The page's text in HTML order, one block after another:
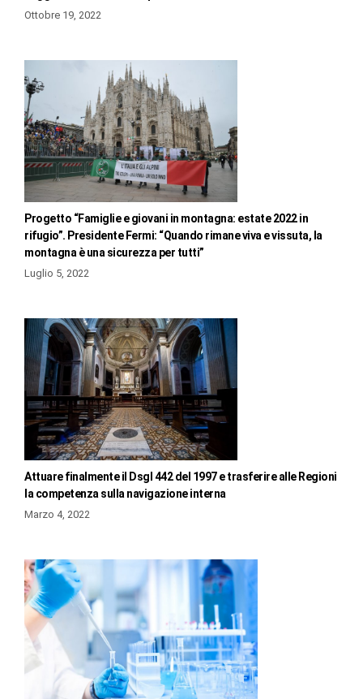
Ottobre 19, 2022
Progetto “Famiglie e giovani in montagna: estate 2022 in
rifugio”. Presidente Fermi: “Quando rimane viva e vissuta, la
montagna è una sicurezza per tutti”
Luglio 5, 2022
Attuare finalmente il Dsgl 442 del 1997 e trasferire alle Regioni
la competenza sulla navigazione interna
Marzo 4, 2022